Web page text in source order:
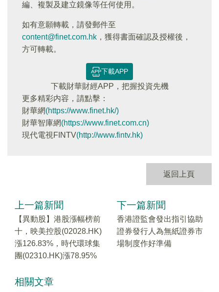
編、複製及建立鏡像等任何使用。
如有意願轉載，請發郵件至
content@finet.com.hk ，獲得書面確認及授權後，
方可轉載。
下載APP
下載財華財經APP，把握投資先機
更多精彩内容，請點擊：
財華網(https://www.finet.hk/)
財華智庫網(https://www.finet.com.cn)
現代電視FINTV(http://www.fintv.hk)
返回上頁
上一篇新聞
【異動股】港股漲幅榜前
十，映美控股(02028.HK)
漲126.83%，時代環球集
團(02310.HK)漲78.95%
下一篇新聞
香港證監會發出指引協助
證券發行人為無紙證券市
場制度作好準備
相關文章